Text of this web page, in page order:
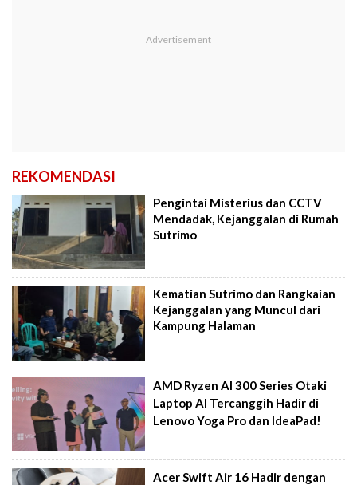
REKOMENDASI
Pengintai Misterius dan CCTV
Mendadak, Kejanggalan di Rumah
Sutrimo
Kematian Sutrimo dan Rangkaian
Kejanggalan yang Muncul dari
Kampung Halaman
AMD Ryzen AI 300 Series Otaki
Laptop AI Tercanggih Hadir di
Lenovo Yoga Pro dan IdeaPad!
Acer Swift Air 16 Hadir dengan